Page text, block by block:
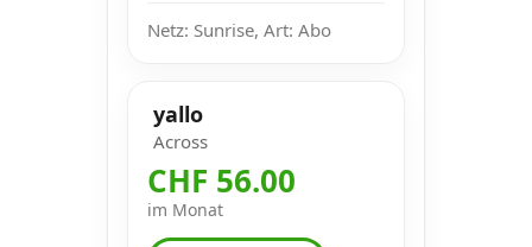
Netz: Sunrise, Art: Abo
yallo
Across
CHF 56.00
im Monat